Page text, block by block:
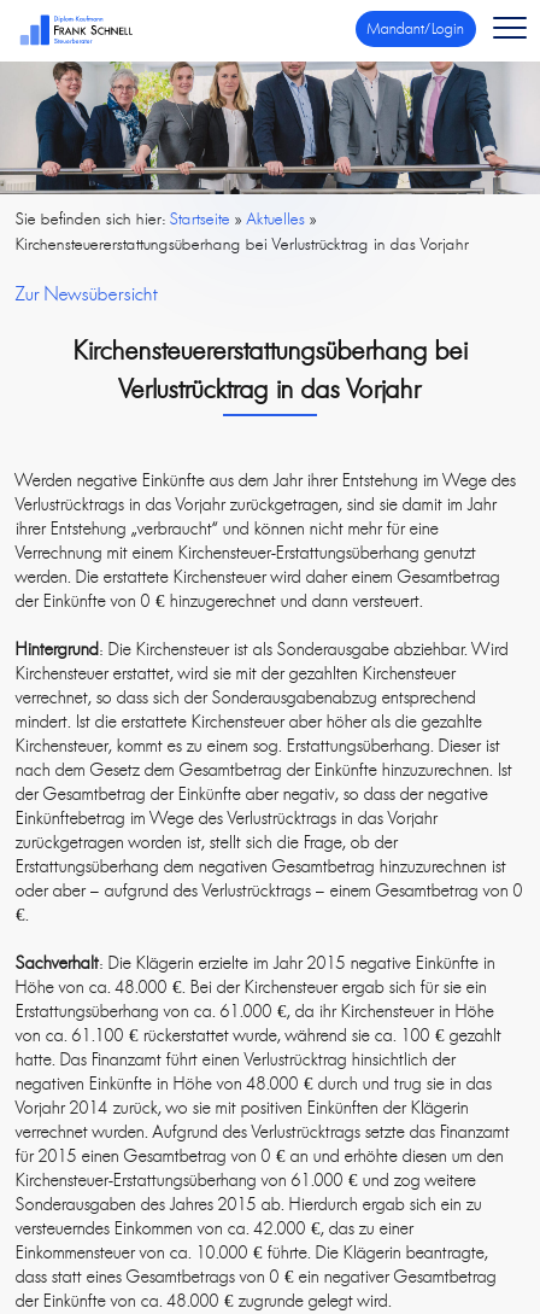
Mandant/Login
Sie befinden sich hier:Startseite »Aktuelles »
Kirchensteuererstattungsüberhang bei Verlustrücktrag in das Vorjahr
Zur Newsübersicht
Kirchensteuererstattungsüberhang bei
Verlustrücktrag in das Vorjahr
Werden negative Einkünfte aus dem Jahr ihrer Entstehung im Wege des
Verlustrücktrags in das Vorjahr zurückgetragen, sind sie damit im Jahr
ihrer Entstehung „verbraucht“ und können nicht mehr für eine
Verrechnung mit einem Kirchensteuer-Erstattungsüberhang genutzt
werden. Die erstattete Kirchensteuer wird daher einem Gesamtbetrag
der Einkünfte von 0 € hinzugerechnet und dann versteuert.
Hintergrund: Die Kirchensteuer ist als Sonderausgabe abziehbar. Wird
Kirchensteuer erstattet, wird sie mit der gezahlten Kirchensteuer
verrechnet, so dass sich der Sonderausgabenabzug entsprechend
mindert. Ist die erstattete Kirchensteuer aber höher als die gezahlte
Kirchensteuer, kommt es zu einem sog. Erstattungsüberhang. Dieser ist
nach dem Gesetz dem Gesamtbetrag der Einkünfte hinzuzurechnen. Ist
der Gesamtbetrag der Einkünfte aber negativ, so dass der negative
Einkünftebetrag im Wege des Verlustrücktrags in das Vorjahr
zurückgetragen worden ist, stellt sich die Frage, ob der
Erstattungsüberhang dem negativen Gesamtbetrag hinzuzurechnen ist
oder aber – aufgrund des Verlustrücktrags – einem Gesamtbetrag von 0
€.
Sachverhalt: Die Klägerin erzielte im Jahr 2015 negative Einkünfte in
Höhe von ca. 48.000 €. Bei der Kirchensteuer ergab sich für sie ein
Erstattungsüberhang von ca. 61.000 €, da ihr Kirchensteuer in Höhe
von ca. 61.100 € rückerstattet wurde, während sie ca. 100 € gezahlt
hatte. Das Finanzamt führt einen Verlustrücktrag hinsichtlich der
negativen Einkünfte in Höhe von 48.000 € durch und trug sie in das
Vorjahr 2014 zurück, wo sie mit positiven Einkünften der Klägerin
verrechnet wurden. Aufgrund des Verlustrücktrags setzte das Finanzamt
für 2015 einen Gesamtbetrag von 0 € an und erhöhte diesen um den
Kirchensteuer-Erstattungsüberhang von 61.000 € und zog weitere
Sonderausgaben des Jahres 2015 ab. Hierdurch ergab sich ein zu
versteuerndes Einkommen von ca. 42.000 €, das zu einer
Einkommensteuer von ca. 10.000 € führte. Die Klägerin beantragte,
dass statt eines Gesamtbetrags von 0 € ein negativer Gesamtbetrag
der Einkünfte von ca. 48.000 € zugrunde gelegt wird.